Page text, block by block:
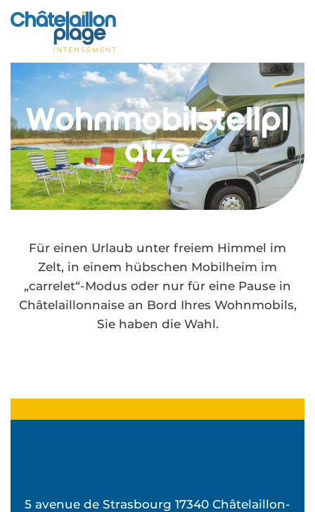
Aller
au
principal
Startseite - DE
Entdecken Sie
Aktivitäten
Zu leben
Treffpunkt
Ihr Aufenthalt - DE
Wohnmobilstellplätze
Wohnmobilstellpl
ätze
Für einen Urlaub unter freiem Himmel im
Zelt, in einem hübschen Mobilheim im
„carrelet“-Modus oder nur für eine Pause in
Châtelaillonnaise an Bord Ihres Wohnmobils,
Sie haben die Wahl.
Aire d'accueil "Ecole des Boucholeurs"
5 avenue de Strasbourg 17340 Châtelaillon-